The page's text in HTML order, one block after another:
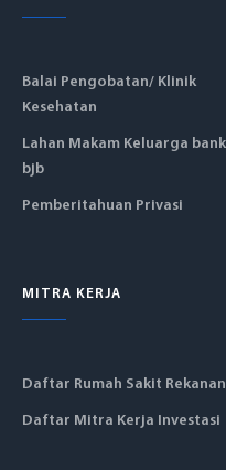
Balai Pengobatan/ Klinik
Kesehatan
Lahan Makam Keluarga bank
bjb
Pemberitahuan Privasi
MITRA KERJA
Daftar Rumah Sakit
Daftar Mitra Kerja Investasi